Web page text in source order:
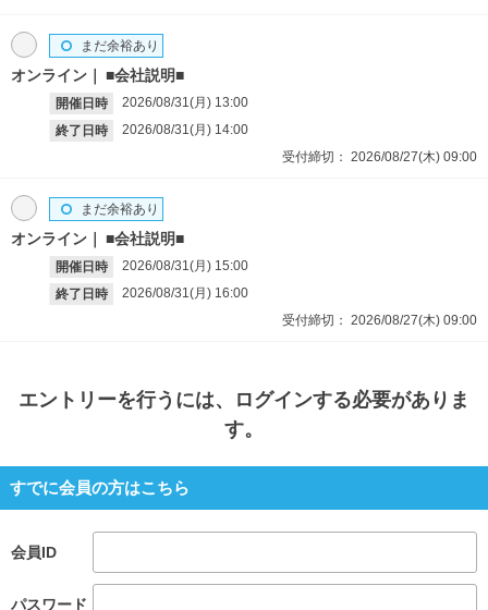
オンライン ■会社説明■
開催日時 2026/08/31(月) 13:00
終了日時
2026/08/31(月) 14:00
まだ余裕あり
受付締切： 2026/08/27(木) 09:00
オンライン ■会社説明■
開催日時 2026/08/31(月) 15:00
終了日時
2026/08/31(月) 16:00
まだ余裕あり
受付締切： 2026/08/27(木) 09:00
エントリーを行うには、ログインする必要がありま
す。
すでに会員の方はこちら
会員ID
パスワード